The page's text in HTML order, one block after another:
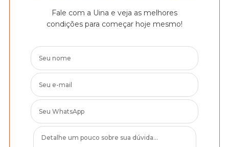
Fale com a Uina e veja as melhores
condições para começar hoje mesmo!